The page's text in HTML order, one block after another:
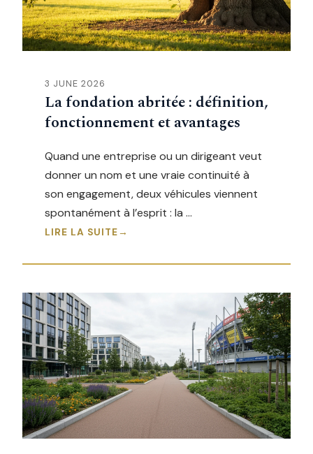
3 JUNE 2026
La fondation abritée : définition,
fonctionnement et avantages
Quand une entreprise ou un dirigeant veut
donner un nom et une vraie continuité à
son engagement, deux véhicules viennent
spontanément à l’esprit : la …
LIRE LA SUITE